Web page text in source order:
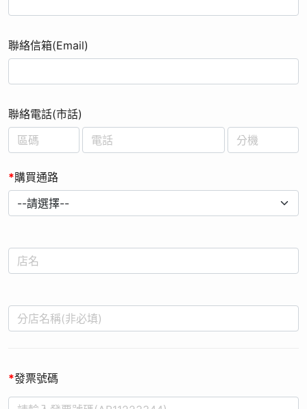
聯絡信箱(Email)
聯絡電話(市話)
*購買通路
*發票號碼